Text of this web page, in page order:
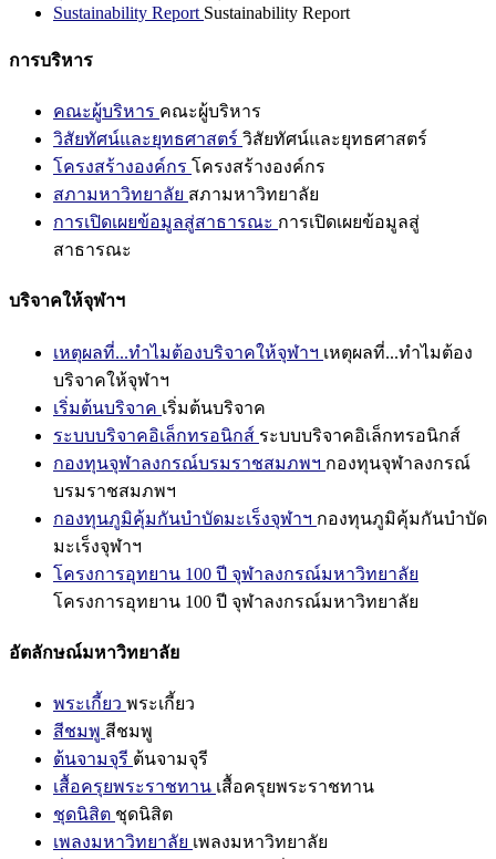
Sustainability Report Sustainability Report
การบริหาร
คณะผู้บริหาร คณะผู้บริหาร
วิสัยทัศน์และยุทธศาสตร์ วิสัยทัศน์และยุทธศาสตร์
โครงสร้างองค์กร โครงสร้างองค์กร
สภามหาวิทยาลัย สภามหาวิทยาลัย
การเปิดเผยข้อมูลสู่สาธารณะ การเปิดเผยข้อมูลสู่
สาธารณะ
บริจาคให้จุฬาฯ
เหตุผลที่...ทำไมต้องบริจาคให้จุฬาฯ เหตุผลที่...ทำไมต้อง
บริจาคให้จุฬาฯ
เริ่มต้นบริจาค เริ่มต้นบริจาค
ระบบบริจาคอิเล็กทรอนิกส์ ระบบบริจาคอิเล็กทรอนิกส์
กองทุนจุฬาลงกรณ์บรมราชสมภพฯ กองทุนจุฬาลงกรณ์
บรมราชสมภพฯ
กองทุนภูมิคุ้มกันบำบัดมะเร็งจุฬาฯ กองทุนภูมิคุ้มกันบำบัด
มะเร็งจุฬาฯ
โครงการอุทยาน 100 ปี จุฬาลงกรณ์มหาวิทยาลัย
โครงการอุทยาน 100 ปี จุฬาลงกรณ์มหาวิทยาลัย
อัตลักษณ์มหาวิทยาลัย
พระเกี้ยว พระเกี้ยว
สีชมพู สีชมพู
ต้นจามจุรี ต้นจามจุรี
เสื้อครุยพระราชทาน เสื้อครุยพระราชทาน
ชุดนิสิต ชุดนิสิต
เพลงมหาวิทยาลัย เพลงมหาวิทยาลัย